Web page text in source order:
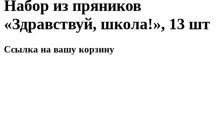
Набор из пряников
«Здравствуй, школа!», 13 шт
Ссылка на вашу корзину